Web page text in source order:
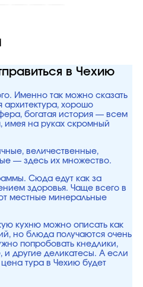
в Чехию
Именно так можно сказать
архитектура, хорошо
богатая история — всем
имея на руках скромный
величественные,
— здесь их множество.
Сюда едут как за
здоровья. Чаще всего в
местные минеральные
кухню можно описать как
но блюда получаются очень
попробовать кнедлики,
и другие деликатесы. А если
цена тура в Чехию будет